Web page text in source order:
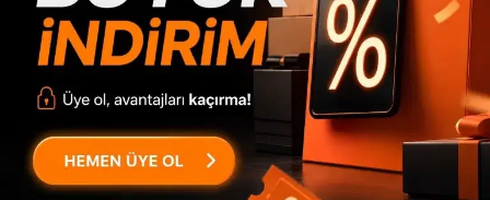
kulanılmıştır. 1.sınıf E1 kalite standartlarında çevre ve
çocuk sağlığına uygun melamin kaplı 3mm mdflam
kullanılmıştır. 0.80mm pvc bant kullanılmaktadır. 1.sınıf
bağlantı elemanları ve aksesuarlar kullanılmaktadır.
Kulplar paslanmaz metal hammaddeden imal edilmiştir.
100x44x44mm kare kayın ahşap ayaklar kullanılmaktadır.
Bağlantı Sistemi Ürünü oluşturan parçalar minifix bağlantı
sistemiyle birleştirilmektedir. Ürün defalarca sökülüp